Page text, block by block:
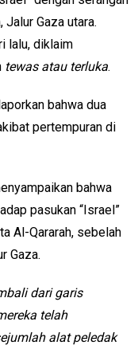
Gaza utara.
lalu, diklaim
tewas atau terluka.
bahwa dua
pertempuran di
bahwa
pasukan “Israel”
Al-Qararah, sebelah
Gaza.
dari garis
telah
alat peledak